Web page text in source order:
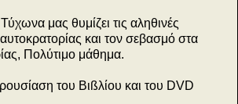
μας θυμίζει τις αληθινές
και τον σεβασμό στα
Πολύτιμο μάθημα.
του Βιßλίου και του DVD